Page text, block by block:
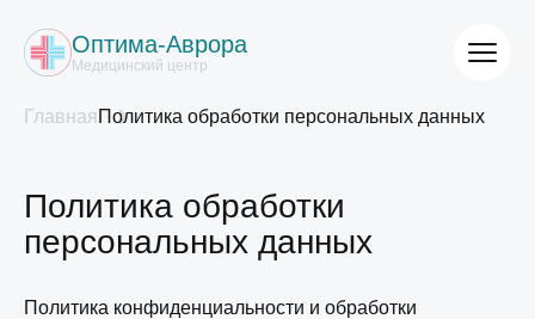
Оптима-Аврора
Медицинский центр
ГлавнаяПолитика обработки персональных данных
Политика обработки
персональных данных
Политика конфиденциальности и обработки